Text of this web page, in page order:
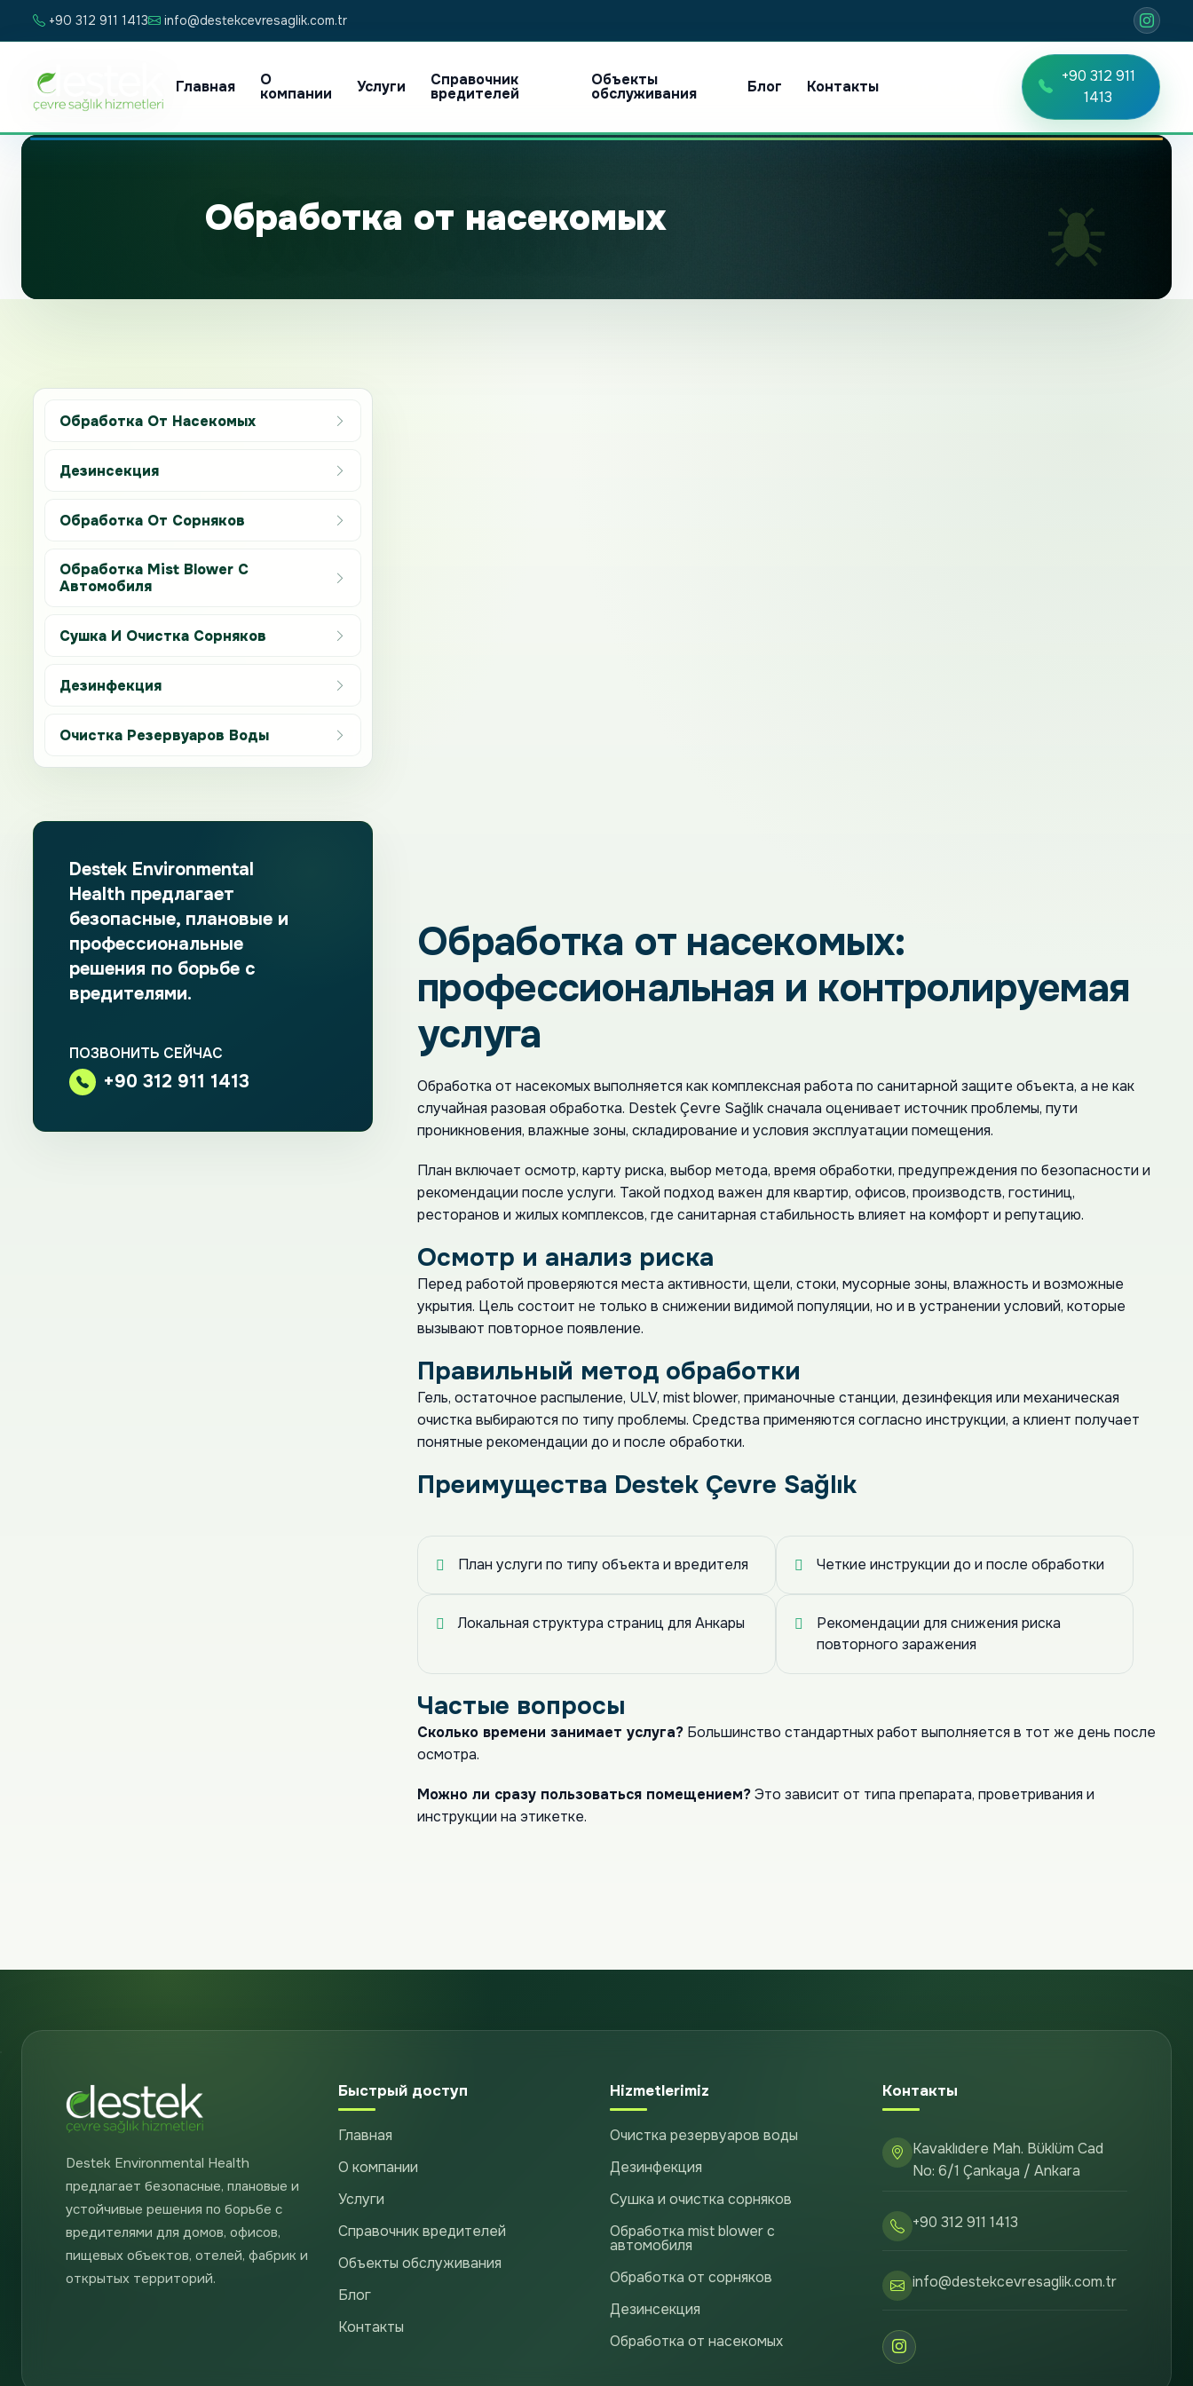
+90 312 911 1413 info@destekcevresaglik.com.tr
Главная О
компании Услуги Справочник
вредителей
Объекты
обслуживания Блог Контакты
+90 312 911
1413
Обработка от насекомых
Обработка От Насекомых
Дезинсекция
Обработка От Сорняков
Обработка Mist Blower С
Автомобиля
Сушка И Очистка Сорняков
Дезинфекция
Очистка Резервуаров Воды
Destek Environmental
Health предлагает
безопасные, плановые и
профессиональные
решения по борьбе с
вредителями.
ПОЗВОНИТЬ СЕЙЧАС
+90 312 911 1413
Обработка от насекомых:
профессиональная и контролируемая
услуга
Обработка от насекомых выполняется как комплексная работа по санитарной защите объекта, а не как
случайная разовая обработка. Destek Çevre Sağlık сначала оценивает источник проблемы, пути
проникновения, влажные зоны, складирование и условия эксплуатации помещения.
План включает осмотр, карту риска, выбор метода, время обработки, предупреждения по безопасности и
рекомендации после услуги. Такой подход важен для квартир, офисов, производств, гостиниц,
ресторанов и жилых комплексов, где санитарная стабильность влияет на комфорт и репутацию.
Осмотр и анализ риска
Перед работой проверяются места активности, щели, стоки, мусорные зоны, влажность и возможные
укрытия. Цель состоит не только в снижении видимой популяции, но и в устранении условий, которые
вызывают повторное появление.
Правильный метод обработки
Гель, остаточное распыление, ULV, mist blower, приманочные станции, дезинфекция или механическая
очистка выбираются по типу проблемы. Средства применяются согласно инструкции, а клиент получает
понятные рекомендации до и после обработки.
Преимущества Destek Çevre Sağlık
План услуги по типу объекта и вредителя Четкие инструкции до и после обработки
Локальная структура страниц для Анкары
Рекомендации для снижения риска
повторного заражения
Частые вопросы
Сколько времени занимает услуга? Большинство стандартных работ выполняется в тот же день после
осмотра.
Можно ли сразу пользоваться помещением?Это зависит от типа препарата, проветривания и
инструкции на этикетке.
Destek Environmental Health
предлагает безопасные, плановые и
устойчивые решения по борьбе с
вредителями для домов, офисов,
пищевых объектов, отелей, фабрик и
открытых территорий.
Быстрый доступ
Главная
О компании
Услуги
Справочник вредителей
Объекты обслуживания
Блог
Контакты
Hizmetlerimiz
Очистка резервуаров воды
Дезинфекция
Сушка и очистка сорняков
Обработка mist blower с
автомобиля
Обработка от сорняков
Дезинсекция
Обработка от насекомых
Контакты
Kavaklıdere Mah. Büklüm Cad
No: 6/1 Çankaya / Ankara
+90 312 911 1413
info@destekcevresaglik.com.tr